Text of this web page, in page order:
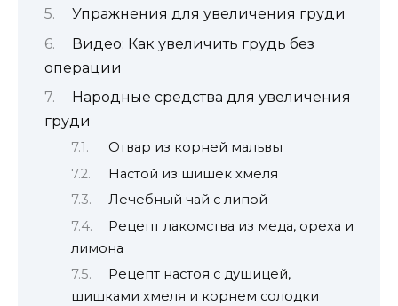
Упражнения для увеличения груди
Видео: Как увеличить грудь без
операции
Народные средства для увеличения
груди
Отвар из корней мальвы
Настой из шишек хмеля
Лечебный чай с липой
Рецепт лакомства из меда, ореха и
лимона
Рецепт настоя с душицей,
шишками хмеля и корнем солодки